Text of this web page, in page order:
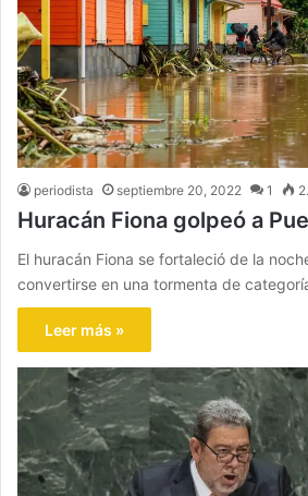
periodista septiembre 20, 2022 1
Huracán Fiona golpeó a
El huracán Fiona se fortaleció de la
convertirse en una tormenta de
Leer más »